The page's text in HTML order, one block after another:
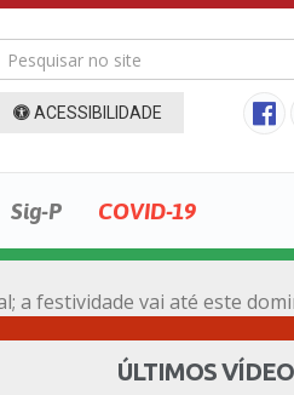
ACESSIBILIDADE
Sig-P COVID-19
a festividade vai até este
ÚLTIMOS